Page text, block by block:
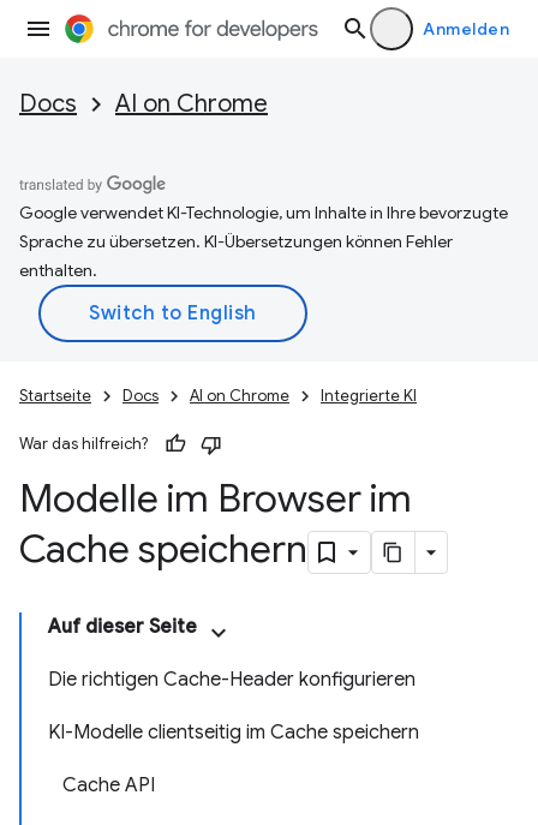
Anmelden
Docs AI on Chrome
Google verwendet KI-Technologie, um Inhalte in Ihre bevorzugte
Sprache zu übersetzen. KI-Übersetzungen können Fehler
enthalten.
Startseite Docs AI on Chrome Integrierte KI
War das hilfreich?
Modelle im Browser im
Cache speichern
Auf dieser Seite
Die richtigen Cache-Header konfigurieren
KI-Modelle clientseitig im Cache speichern
Cache API